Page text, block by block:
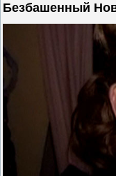
Безбашенный